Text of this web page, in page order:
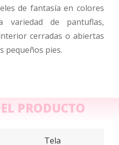
de fantasía en colores
variedad de pantuflas,
cerradas o abiertas
pequeños pies.
PRODUCTO
Tela